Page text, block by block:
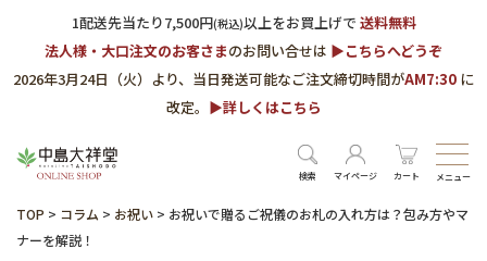
1配送先当たり7,500円(税込)以上をお買上げで 送料無料
法人様・大口注文のお客さまのお問い合せは ▶︎こちらへどうぞ
2026年3月24日（火）より、当日発送可能なご注文締切時間がAM7:30 に
改定。 ▶︎詳しくはこちら
検索 マイページ カート メニュー
TOP > コラム > お祝い > お祝いで贈るご祝儀のお札の入れ方は？包み方やマ
ナーを解説！